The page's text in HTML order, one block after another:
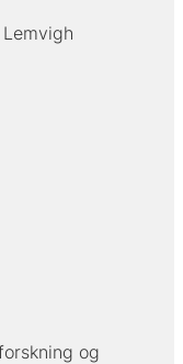
og